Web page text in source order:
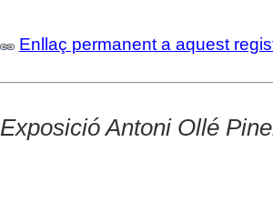
Enllaç permanent a aquest
Exposició Antoni Ollé